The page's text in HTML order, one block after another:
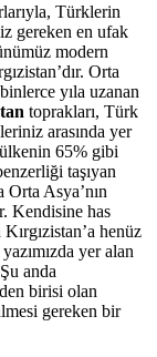
Türklerin
gereken en ufak
modern
Orta
yıla uzanan
toprakları, Türk
arasında yer
ülkenin 65% gibi
taşıyan
Asya’nın
Kendisine has
henüz
yer alan
anda
birisi olan
gereken bir